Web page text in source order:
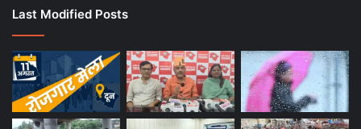
Last Modified Posts